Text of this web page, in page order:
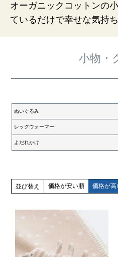
オーガニックコットンの
ているだけで幸せな気持
小物・
ぬいぐるみ
レッグウォーマー
よだれかけ
並び替え 価格が安い順 価格が高